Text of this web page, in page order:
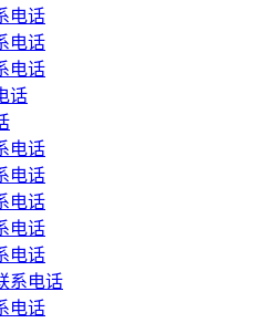
电话
电话
电话
话
电话
电话
电话
电话
电话
系电话
电话